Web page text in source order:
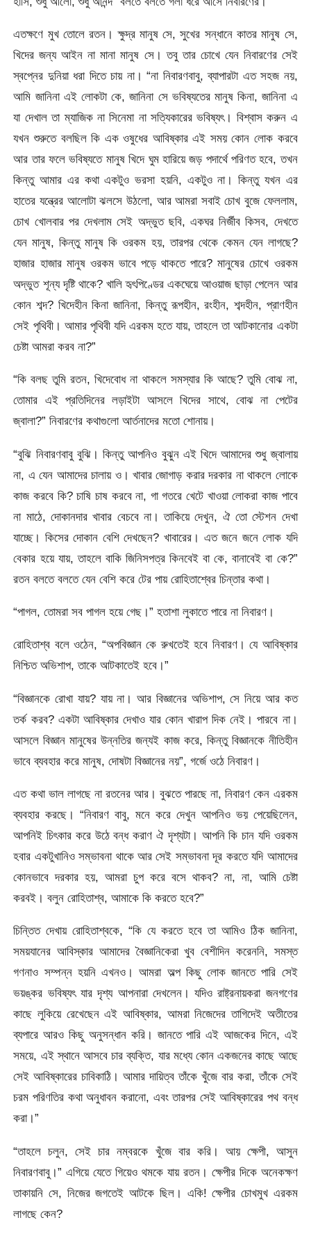
এতক্ষণে মুখ তোলে রতন। ক্ষুদ্র মানুষ সে, সুখের সন্ধানে কাতর মানুষ সে,
খিদের জন্য আইন না মানা মানুষ সে। তবু তার চোখে যেন নিবারণের সেই
স্বপ্নের দুনিয়া ধরা দিতে চায় না। “না নিবারণবাবু, ব্যাপারটা এত সহজ নয়,
আমি জানিনা এই লোকটা কে, জানিনা সে ভবিষ্যতের মানুষ কিনা, জানিনা এ
যা দেখাল তা ম্যাজিক না সিনেমা না সত্যিকারের ভবিষ্যৎ। বিশ্বাস করুন এ
যখন শুরুতে বলছিল কি এক ওষুধের আবিষ্কার এই সময় কোন লোক করবে
আর তার ফলে ভবিষ্যতে মানুষ খিদে ঘুম হারিয়ে জড় পদার্থে পরিণত হবে, তখন
কিন্তু আমার এর কথা একটুও ভরসা হয়নি, একটুও না। কিন্তু যখন এর
হাতের যন্ত্রের আলোটা ঝলসে উঠলো, আর আমরা সবাই চোখ বুজে ফেললাম,
চোখ খোলবার পর দেখলাম সেই অদ্ভুত ছবি, একঘর নির্জীব কিসব, দেখতে
যেন মানুষ, কিন্তু মানুষ কি ওরকম হয়, তারপর থেকে কেমন যেন লাগছে?
হাজার হাজার মানুষ ওরকম ভাবে পড়ে থাকতে পারে? মানুষের চোখে ওরকম
অদ্ভুত শূন্য দৃষ্টি থাকে? খালি হৃৎপিণ্ডের একঘেয়ে আওয়াজ ছাড়া পেলেন আর
কোন শব্দ? খিদেহীন কিনা জানিনা, কিন্তু রূপহীন, রংহীন, শব্দহীন, প্রাণহীন
সেই পৃথিবী। আমার পৃথিবী যদি এরকম হতে যায়, তাহলে তা আটকানোর একটা
চেষ্টা আমরা করব না?”
“কি বলছ তুমি রতন, খিদেবোধ না থাকলে সমস্যার কি আছে? তুমি বোঝ না,
তোমার এই প্রতিদিনের লড়াইটা আসলে খিদের সাথে, বোঝ না পেটের
জ্বালা?” নিবারণের কথাগুলো আর্তনাদের মতো শোনায়।
“বুঝি নিবারণবাবু বুঝি। কিন্তু আপনিও বুঝুন এই খিদে আমাদের শুধু জ্বালায়
না, এ যেন আমাদের চালায় ও। খাবার জোগাড় করার দরকার না থাকলে লোকে
কাজ করবে কি? চাষি চাষ করবে না, গা গতরে খেটে খাওয়া লোকরা কাজ পাবে
না মাঠে, দোকানদার খাবার বেচবে না। তাকিয়ে দেখুন, ঐ তো স্টেশন দেখা
যাচ্ছে। কিসের দোকান বেশি দেখছেন? খাবারের। এত জনে জনে লোক যদি
বেকার হয়ে যায়, তাহলে বাকি জিনিসপত্র কিনবেই বা কে, বানাবেই বা কে?”
রতন বলতে বলতে যেন বেশি করে টের পায় রোহিতাশ্বের চিন্তার কথা।
“পাগল, তোমরা সব পাগল হয়ে গেছ।” হতাশা লুকাতে পারে না নিবারণ।
রোহিতাশ্ব বলে ওঠেন, “অপবিজ্ঞান কে রুখতেই হবে নিবারণ। যে আবিষ্কার
নিশ্চিত অভিশাপ, তাকে আটকাতেই হবে।”
“বিজ্ঞানকে রোখা যায়? যায় না। আর বিজ্ঞানের অভিশাপ, সে নিয়ে আর কত
তর্ক করব? একটা আবিষ্কার দেখাও যার কোন খারাপ দিক নেই। পারবে না।
আসলে বিজ্ঞান মানুষের উন্নতির জন্যই কাজ করে, কিন্তু বিজ্ঞানকে নীতিহীন
ভাবে ব্যবহার করে মানুষ, দোষটা বিজ্ঞানের নয়”, গর্জে ওঠে নিবারণ।
এত কথা ভাল লাগছে না রতনের আর। বুঝতে পারছে না, নিবারণ কেন এরকম
ব্যবহার করছে। “নিবারণ বাবু, মনে করে দেখুন আপনিও ভয় পেয়েছিলেন,
আপনিই চিৎকার করে উঠে বন্ধ করাণ ঐ দৃশ্যটা। আপনি কি চান যদি ওরকম
হবার একটুখানিও সম্ভাবনা থাকে আর সেই সম্ভাবনা দূর করতে যদি আমাদের
কোনভাবে দরকার হয়, আমরা চুপ করে বসে থাকব? না, না, আমি চেষ্টা
করবই। বলুন রোহিতাশ্ব, আমাকে কি করতে হবে?”
চিন্তিত দেখায় রোহিতাশ্বকে, “কি যে করতে হবে তা আমিও ঠিক জানিনা,
সময়যানের আবিস্কার আমাদের বৈজ্ঞানিকেরা খুব বেশীদিন করেননি, সমস্ত
গণনাও সম্পন্ন হয়নি এখনও। আমরা অল্প কিছু লোক জানতে পারি সেই
ভয়ঙ্কর ভবিষ্যৎ যার দৃশ্য আপনারা দেখলেন। যদিও রাষ্ট্রনায়করা জনগণের
কাছে লুকিয়ে রেখেছেন এই আবিষ্কার, আমরা নিজেদের তাগিদেই অতীতের
ব্যপারে আরও কিছু অনুসন্ধান করি। জানতে পারি এই আজকের দিনে, এই
সময়ে, এই স্থানে আসবে চার ব্যক্তি, যার মধ্যে কোন একজনের কাছে আছে
সেই আবিষ্কারের চাবিকাঠি। আমার দায়িত্ব তাঁকে খুঁজে বার করা, তাঁকে সেই
চরম পরিণতির কথা অনুধাবন করানো, এবং তারপর সেই আবিষ্কারের পথ বন্ধ
করা।”
“তাহলে চলুন, সেই চার নম্বরকে খুঁজে বার করি। আয় ক্ষেপী, আসুন
নিবারণবাবু।” এগিয়ে যেতে গিয়েও থমকে যায় রতন। ক্ষেপীর দিকে অনেকক্ষণ
তাকায়নি সে, নিজের জগতেই আটকে ছিল। একি! ক্ষেপীর চোখমুখ এরকম
লাগছে কেন?